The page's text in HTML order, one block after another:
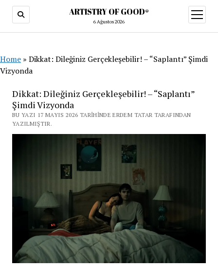
ARTISTRY OF GOOD®
6 Ağustos 2026
aç
Home » Dikkat: Dileğiniz Gerçekleşebilir! – “Saplantı” Şimdi
Vizyonda
Dikkat: Dileğiniz Gerçekleşebilir! – “Saplantı”
Şimdi Vizyonda
BU YAZI 17 MAYIS 2026 TARIHINDE ERDEM TATAR TARAFINDAN
YAZILMIŞTIR.